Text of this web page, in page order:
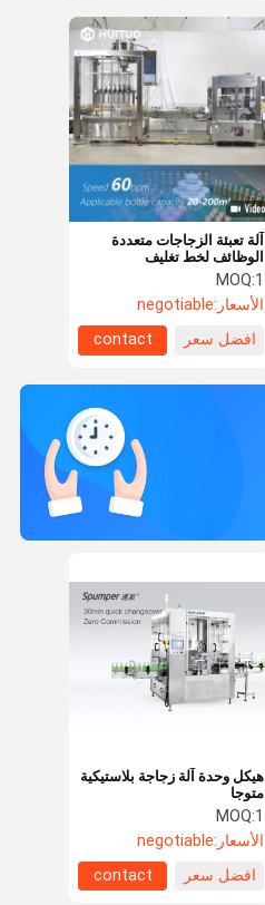
آلة تعبئة الزجاجات متعددة
الوظائف لخط تغليف
مستحضرات التجميل
MOQ:1
الأسعار:negotiable
افضل سعر
contact
هيكل وحدة آلة زجاجة بلاستيكية
متوجا
MOQ:1
الأسعار:negotiable
افضل سعر
contact